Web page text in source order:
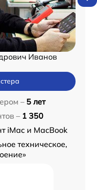
Иванов
– 5 лет
– 1 350
iMac и MacBook
техническое,